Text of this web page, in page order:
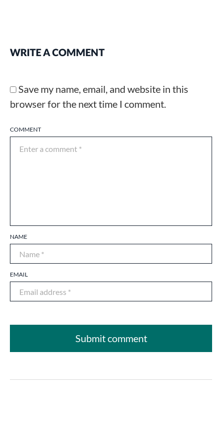
WRITE A COMMENT
COMMENT
NAME
EMAIL
Save my name, email, and website in this
browser for the next time I comment.